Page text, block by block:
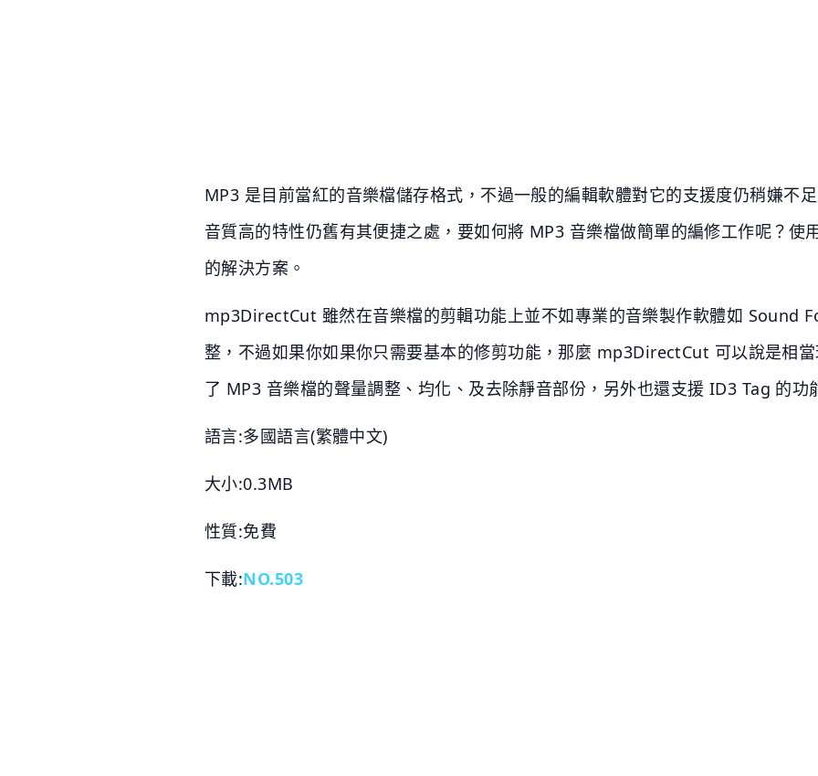
MP3 是目前當紅的音樂檔儲存格式，不過一般的編輯軟體對它的支援度仍稍嫌不
音質高的特性仍舊有其便捷之處，要如何將 MP3 音樂檔做簡單的編修工作呢？
的解決方案。
mp3DirectCut 雖然在音樂檔的剪輯功能上並不如專業的音樂製作軟體如 Sound
整，不過如果你如果你只需要基本的修剪功能，那麼 mp3DirectCut 可以說是相
了 MP3 音樂檔的聲量調整、均化、及去除靜音部份，另外也還支援 ID3 Tag 的功
語言:多國語言(繁體中文)
大小:0.3MB
性質:免費
下載:NO.503